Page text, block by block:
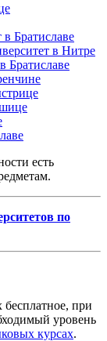
Братиславе
в Нитре
Братиславе
есть
по
бесплатное, при
уровень
курсах.